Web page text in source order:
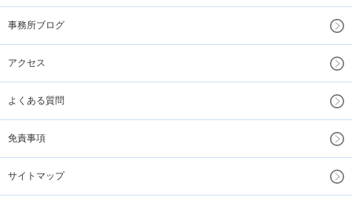
事務所ブログ
アクセス
よくある質問
免責事項
サイトマップ